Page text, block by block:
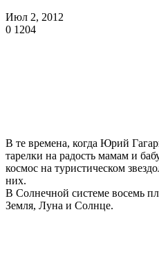
Июл 2, 2012
0 1204
В те времена, когда Юрий
тарелки на радость мамам и
космос на туристическом
них.
В Солнечной системе восемь
Земля, Луна и Солнце.